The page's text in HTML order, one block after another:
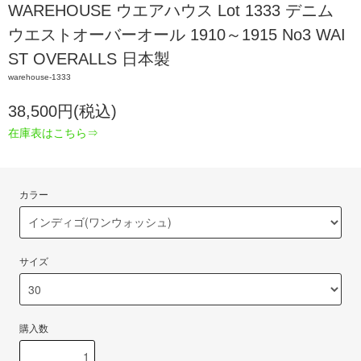
WAREHOUSE ウエアハウス Lot 1333 デニム
ウエストオーバーオール 1910～1915 No3 WAI
ST OVERALLS 日本製
warehouse-1333
38,500円(税込)
在庫表はこちら⇒
カラー
サイズ
購入数